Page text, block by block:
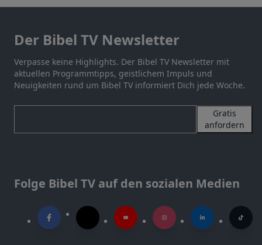
Der Bibel TV Newsletter
Verpasse keine Highlights. Der Bibel TV Newsletter mit
aktuellen Programmtipps, geistlichem Impuls und
Neuigkeiten rund um Bibel TV informiert Dich jede Woche.
Gratis
anfordern
Folge Bibel TV auf den sozialen Medien